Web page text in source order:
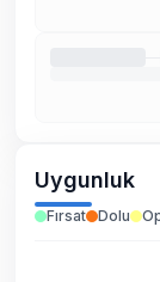
Uygunluk
Fırsat Dolu